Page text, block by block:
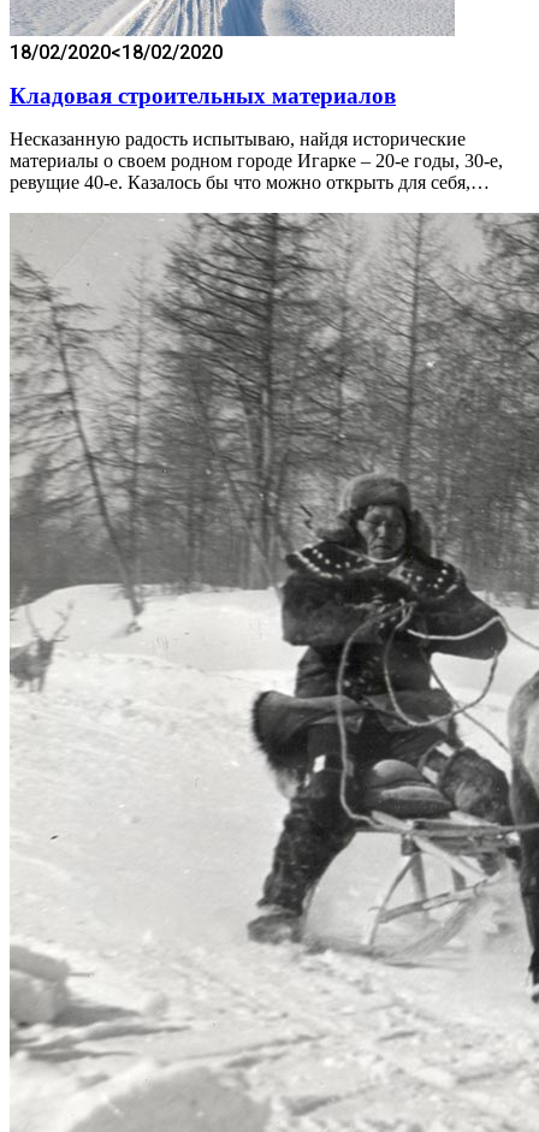
18/02/2020<18/02/2020
Кладовая строительных материалов
Несказанную радость испытываю, найдя исторические
материалы о своем родном городе Игарке – 20-е годы, 30-е,
ревущие 40-е. Казалось бы что можно открыть для себя,…